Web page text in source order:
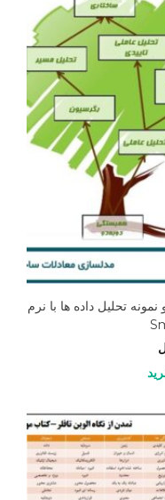
تحلیل داده ها با نرم